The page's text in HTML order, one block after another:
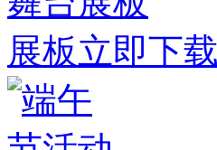
展板立即下载